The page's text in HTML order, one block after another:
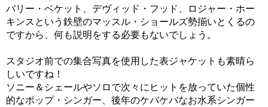
バリー・ベケット、デヴィッド・フッド、ロジャー・ホー
キンスという鉄壁のマッスル・ショールズ勢揃いとくるの
ですから、何も説明をする必要もないでしょう。
スタジオ前での集合写真を使用した表ジャケットも素晴ら
しいですね！
ソニー＆シェールやソロで次々にヒットを放っていた個性
的なポップ・シンガー、後年のケバケバなお水系シンガー